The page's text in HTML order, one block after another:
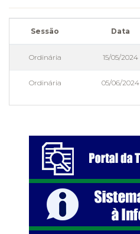
Sessão Data
Ordinária 15/05/2024
Ordinária 05/06/2024